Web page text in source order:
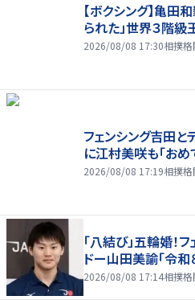
【ボクシング】亀田
られた」世界３階級
2026/08/08 17:30相撲格
フェンシング吉田
に江村美咲も「お
2026/08/08 17:19相撲格
「八結び」五輪婚！
ドー山田美諭「令和
2026/08/08 17:14相撲格